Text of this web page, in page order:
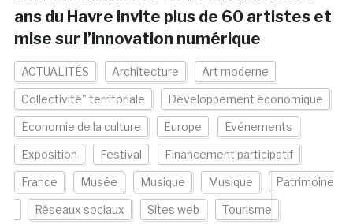
ans du Havre invite plus de 60 artistes et
mise sur l’innovation numérique
ACTUALITÉS Architecture Art moderne
Collectivité" territoriale Développement économique
Economie de la culture Europe Evénements
Exposition Festival Financement participatif
France Musée Musique Musique Patrimoine
Réseaux sociaux Sites web Tourisme